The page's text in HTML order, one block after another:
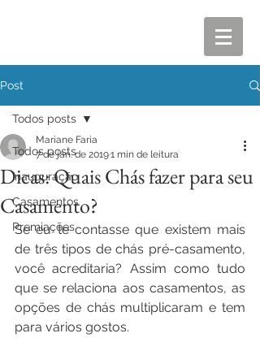
Post
Todos posts
Inauguração
Casamentos
Premiações
Todos posts
Dicas: Quais Chás fazer para seu
Casamento?
Mariane Faria
7 de jan. de 20191 min de leitura
Se eu te contasse que existem mais
de três tipos de chás pré-casamento,
você acreditaria? Assim como tudo
que se relaciona aos casamentos, as
opções de chás multiplicaram e tem
para vários gostos.